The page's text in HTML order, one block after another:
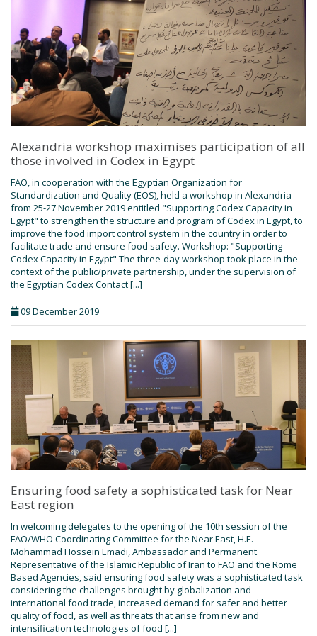
Alexandria workshop maximises participation of all
those involved in Codex in Egypt
FAO, in cooperation with the Egyptian Organization for
Standardization and Quality (EOS), held a workshop in Alexandria
from 25-27 November 2019 entitled "Supporting Codex Capacity in
Egypt" to strengthen the structure and program of Codex in Egypt, to
improve the food import control system in the country in order to
facilitate trade and ensure food safety. Workshop: "Supporting
Codex Capacity in Egypt" The three-day workshop took place in the
context of the public/private partnership, under the supervision of
the Egyptian Codex Contact [...]
09 December 2019
Ensuring food safety a sophisticated task for Near
East region
In welcoming delegates to the opening of the 10th session of the
FAO/WHO Coordinating Committee for the Near East, H.E.
Mohammad Hossein Emadi, Ambassador and Permanent
Representative of the Islamic Republic of Iran to FAO and the Rome
Based Agencies, said ensuring food safety was a sophisticated task
considering the challenges brought by globalization and
international food trade, increased demand for safer and better
quality of food, as well as threats that arise from new and
intensification technologies of food [...]